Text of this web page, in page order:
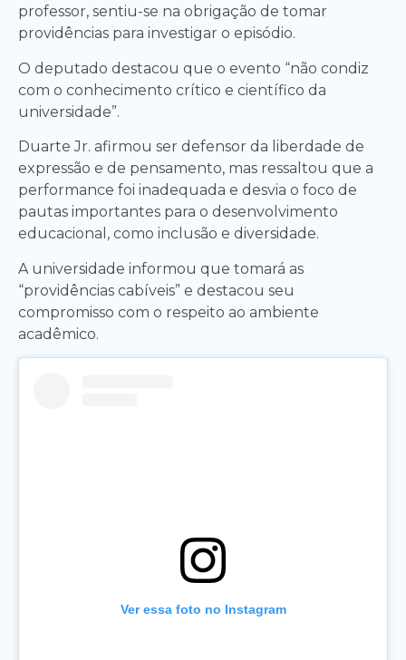
professor, sentiu-se na obrigação de tomar
providências para investigar o episódio.
O deputado destacou que o evento “não condiz
com o conhecimento crítico e científico da
universidade”.
Duarte Jr. afirmou ser defensor da liberdade de
expressão e de pensamento, mas ressaltou que a
performance foi inadequada e desvia o foco de
pautas importantes para o desenvolvimento
educacional, como inclusão e diversidade.
A universidade informou que tomará as
“providências cabíveis” e destacou seu
compromisso com o respeito ao ambiente
acadêmico.
Ver essa foto no Instagram